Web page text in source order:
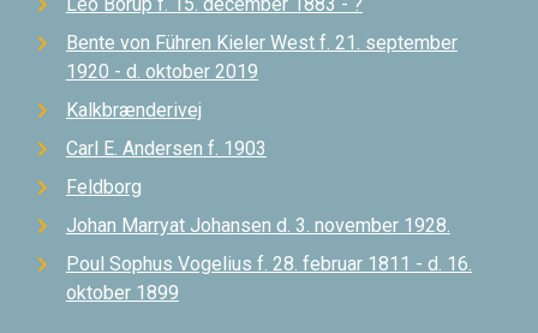
Bente von Führen Kieler West f. 21. september
1920 - d. oktober 2019
Kalkbrænderivej
Carl E. Andersen f. 1903
Feldborg
Johan Marryat Johansen d. 3. november 1928.
Poul Sophus Vogelius f. 28. februar 1811 - d. 16.
oktober 1899